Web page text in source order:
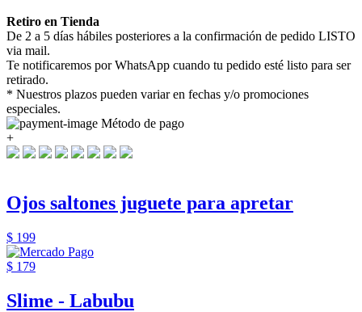
Retiro en Tienda
De 2 a 5 días hábiles posteriores a la confirmación de pedido LISTO
via mail.
Te notificaremos por WhatsApp cuando tu pedido esté listo para ser
retirado.
* Nuestros plazos pueden variar en fechas y/o promociones
especiales.
Método de pago
+
Ojos saltones juguete para apretar
$ 199
$ 179
Slime - Labubu